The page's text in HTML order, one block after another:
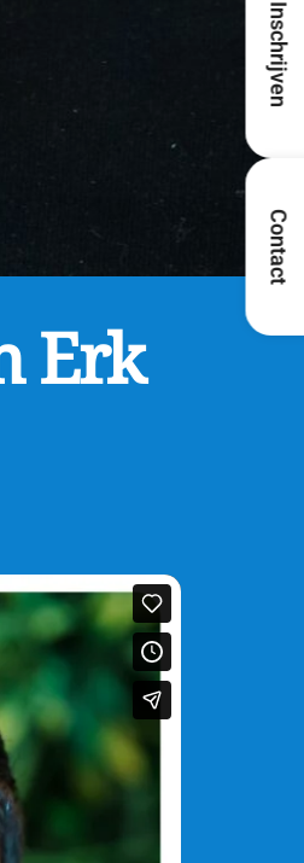
Erk
Inschrijven
Contact